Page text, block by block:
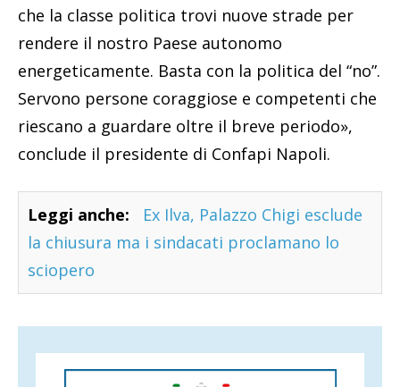
che la classe politica trovi nuove strade per
rendere il nostro Paese autonomo
energeticamente. Basta con la politica del “no”.
Servono persone coraggiose e competenti che
riescano a guardare oltre il breve periodo»,
conclude il presidente di Confapi Napoli.
Leggi anche:
Ex Ilva, Palazzo Chigi esclude
la chiusura ma i sindacati proclamano lo
sciopero